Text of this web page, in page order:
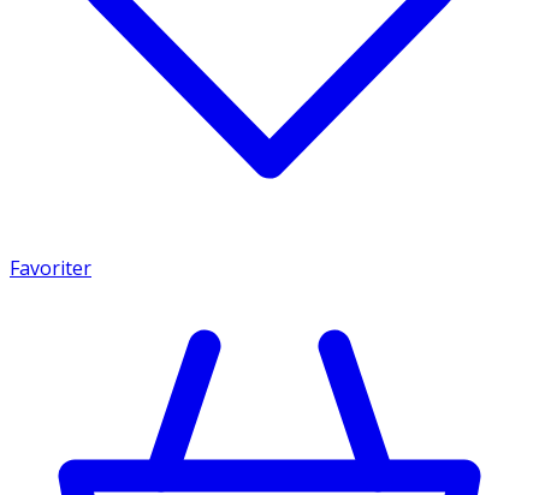
Favoriter